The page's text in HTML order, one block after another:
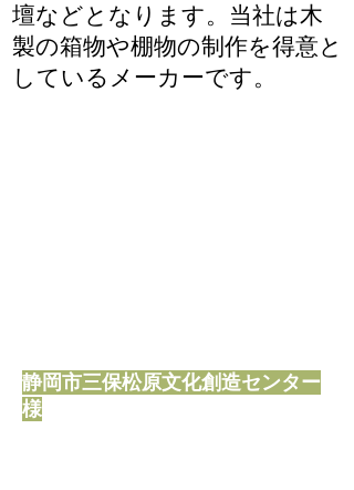
壇などとなります。当社は木
製の箱物や棚物の制作を得意と
しているメーカーです。
静岡市三保松原文化創造センター
様